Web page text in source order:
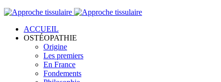
ACCUEIL
OSTÉOPATHIE
Origine
Les premiers
En France
Fondements